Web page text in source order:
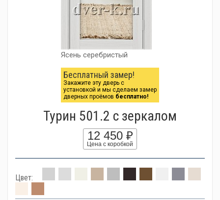
Ясень серебристый
Бесплатный замер!
Закажите эту дверь с
установкой и мы сделаем замер
дверных проёмов бесплатно!
Турин 501.2 с зеркалом
12 450 ₽
Цена с коробкой
Цвет: